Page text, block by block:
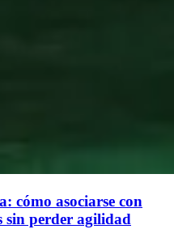
cómo asociarse con
sin perder agilidad